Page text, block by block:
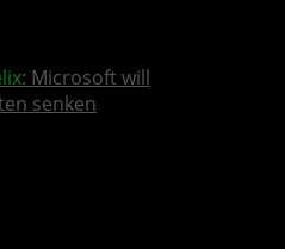
: Microsoft will
senken